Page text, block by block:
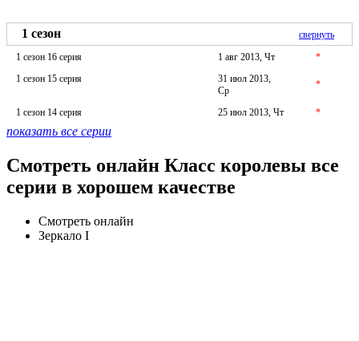
1 сезон
свернуть
1 сезон 16 серия
1 авг 2013, Чт
*
1 сезон 15 серия
31 июл 2013,
Ср
*
1 сезон 14 серия 25 июл 2013, Чт *
показать все серии
Смотреть онлайн Класс королевы все
серии в хорошем качестве
Смотреть онлайн
Зеркало I